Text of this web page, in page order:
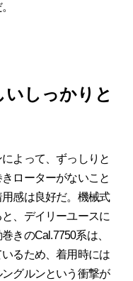
しっかりと
よって、ずっしりと
ローターがないこと
感は良好だ。機械式
、デイリーユースに
きのCal.7750系は、
るため、着用時には
グルンという衝撃が